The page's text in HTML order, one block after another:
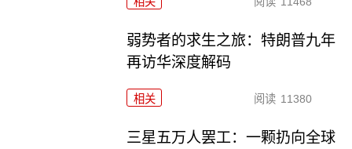
弱势者的求生之旅：特朗普九年
再访华深度解码
相关 阅读 11380
三星五万人罢工：一颗扔向全球